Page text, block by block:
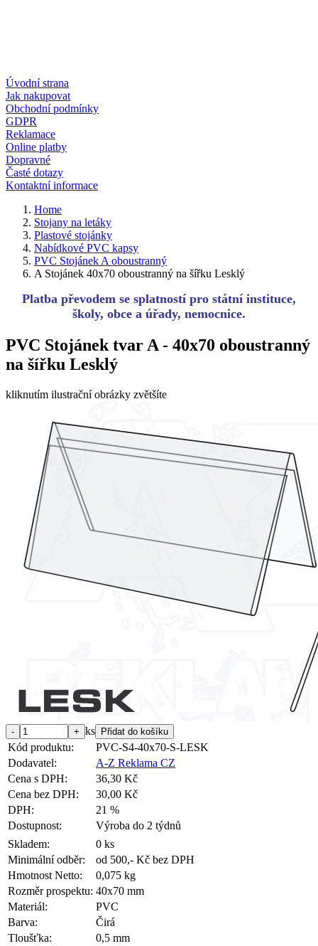
Úvodní strana
Jak nakupovat
Obchodní podmínky
GDPR
Reklamace
Online platby
Dopravné
Časté dotazy
Kontaktní informace
Home
Stojany na letáky
Plastové stojánky
Nabídkové PVC kapsy
PVC Stojánek A oboustranný
A Stojánek 40x70 oboustranný na šířku Lesklý
Platba převodem se splatností pro státní instituce,
školy, obce a úřady, nemocnice.
PVC Stojánek tvar A - 40x70 oboustranný
na šířku Lesklý
kliknutím ilustrační obrázky zvětšíte
ks
Kód produktu:
PVC-S4-40x70-S-LESK
Dodavatel:
A-Z Reklama CZ
Cena s DPH:
36,30 Kč
Cena bez DPH:
30,00 Kč
DPH:
21 %
Dostupnost:
Výroba do 2 týdnů
Skladem:
0 ks
Minimální odběr:
od 500,- Kč bez DPH
Hmotnost Netto:
0,075 kg
Rozměr prospektu: 40x70 mm
Materiál:
PVC
Barva:
Čirá
Tloušťka:
0,5 mm